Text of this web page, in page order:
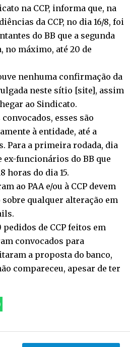
na CCP, informa que, na
da CCP, no dia 16/8, foi
do BB que a segunda
no máximo, até 20 de
nenhuma confirmação da
neste sítio [site], assim
ao Sindicato.
esses são
à entidade, até a
Para a primeira rodada, dia
ex-funcionários do BB que
horas do dia 15.
ao PAA e/ou à CCP devem
qualquer alteração em
de CCP feitos em
convocados para
a proposta do banco,
compareceu, apesar de ter